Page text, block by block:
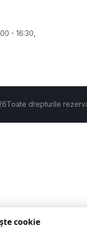
- 16:30,
Toate drepturile
cookie